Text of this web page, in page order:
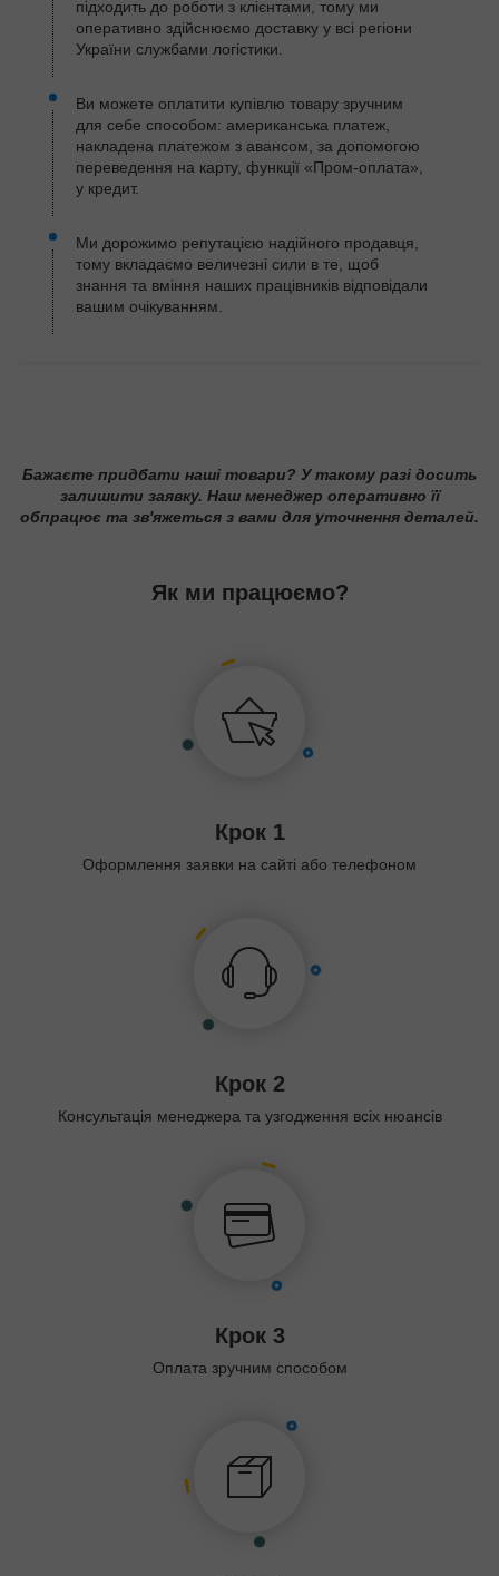
підходить до роботи з клієнтами, тому ми
оперативно здійснюємо доставку у всі регіони
України службами логістики.
Ви можете оплатити купівлю товару зручним
для себе способом: американська платеж,
накладена платежом з авансом, за допомогою
переведення на карту, функції «Пром-оплата»,
у кредит.
Ми дорожимо репутацією надійного продавця,
тому вкладаємо величезні сили в те, щоб
знання та вміння наших працівників відповідали
вашим очікуванням.
Бажаєте придбати наші товари? У такому разі досить
залишити заявку. Наш менеджер оперативно її
обпрацює та зв'яжеться з вами для уточнення деталей.
Як ми працюємо?
Крок 1
Оформлення заявки на сайті або телефоном
Крок 2
Консультація менеджера та узгодження всіх нюансів
Крок 3
Оплата зручним способом